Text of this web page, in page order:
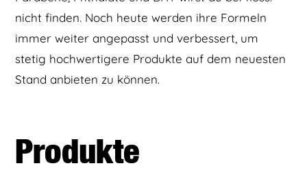
nicht finden. Noch heute werden ihre Formeln
immer weiter angepasst und verbessert, um
stetig hochwertigere Produkte auf dem neuesten
Stand anbieten zu können.
Produkte